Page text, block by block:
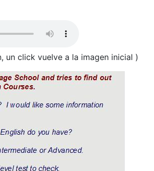
click vuelve a la imagen inicial )